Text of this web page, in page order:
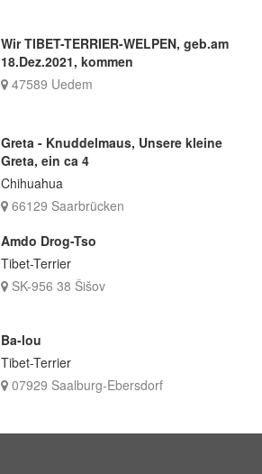
Wir TIBET-TERRIER-WELPEN, geb.am
18.Dez.2021, kommen
47589 Uedem
Greta - Knuddelmaus, Unsere kleine
Greta, ein ca 4
Chihuahua
66129 Saarbrücken
Amdo Drog-Tso
Tibet-Terrier
SK-956 38 Šišov
Ba-lou
Tibet-Terrier
07929 Saalburg-Ebersdorf